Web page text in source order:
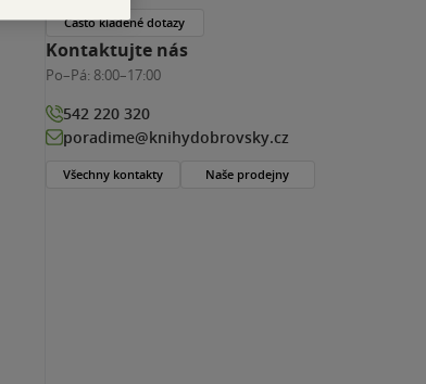
Často kladené dotazy
Kontaktujte nás
Po–Pá: 8:00–17:00
542 220 320
poradime@knihydobrovsky.cz
Všechny kontakty Naše prodejny